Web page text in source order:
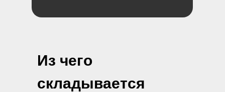
Из чего
складывается